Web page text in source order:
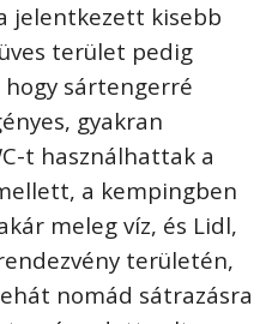
jelentkezett kisebb
terület pedig
sártengerré
gyakran
t használhattak a
a kempingben
meleg víz, és Lidl,
területén,
nomád sátrazásra